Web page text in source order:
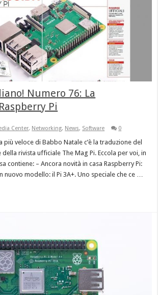
Numero 76: La
Pi
Center, Networking, News, Software 0
più veloce di Babbo Natale c’è la traduzione del
rivista ufficiale The Mag Pi. Eccola per voi, in
contiene: – Ancora novità in casa Raspberry Pi:
nuovo modello: il Pi 3A+. Uno speciale che ce …